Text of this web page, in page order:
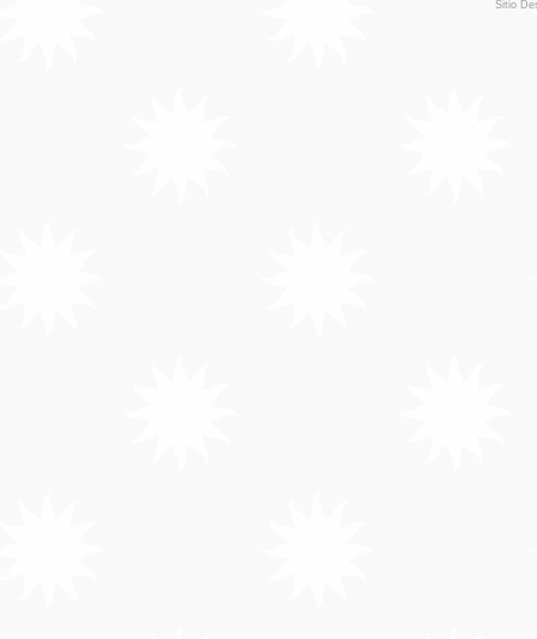
Sitio